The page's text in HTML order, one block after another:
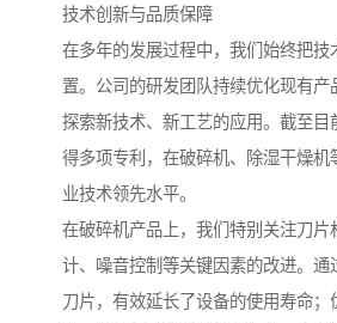
技术创新与品质保障
在多年的发展过程中，我们始终把技
置。公司的研发团队持续优化现有产
探索新技术、新工艺的应用。截至目
得多项专利，在破碎机、除湿干燥机
业技术领先水平。
在破碎机产品上，我们特别关注刀片
计、噪音控制等关键因素的改进。通
刀片，有效延长了设备的使用寿命；